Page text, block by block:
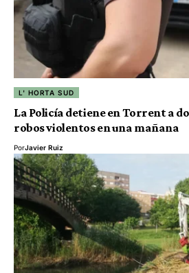
L' HORTA SUD
La Policía detiene en Torrent a
robos violentos en una mañana
PorJavier Ruiz